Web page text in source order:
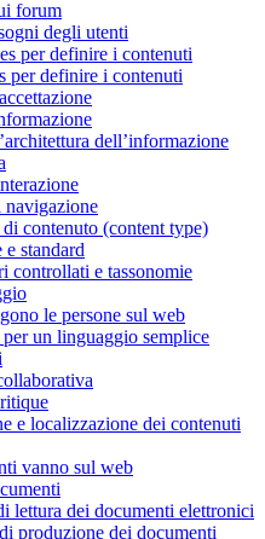
forum
degli utenti
per definire i contenuti
per definire i contenuti
dell’informazione
navigazione
contenuto (content type)
standard
controllati e tassonomie
le persone sul web
un linguaggio semplice
e localizzazione dei contenuti
vanno sul web
lettura dei documenti elettronici
produzione dei documenti